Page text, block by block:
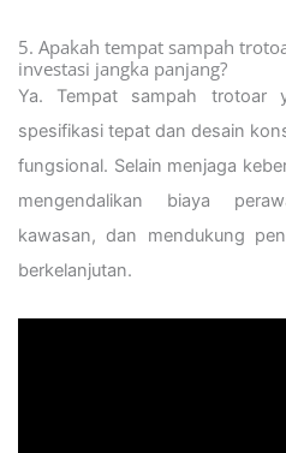
5. Apakah tempat sampah
investasi jangka panjang?
Ya. Tempat sampah trotoar
spesifikasi tepat dan desain
fungsional. Selain menjaga
mengendalikan biaya
kawasan, dan mendukung
berkelanjutan.